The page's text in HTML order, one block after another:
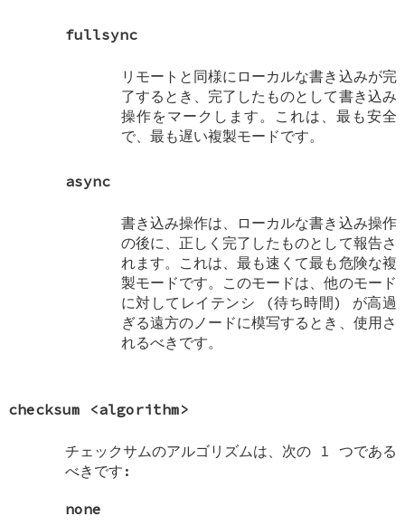
fullsync
リモートと同様にローカルな書き込みが完
了するとき、完了したものとして書き込み
操作をマークします。これは、最も安全
で、最も遅い複製モードです。
async
書き込み操作は、ローカルな書き込み操作
の後に、正しく完了したものとして報告さ
れます。これは、最も速くて最も危険な複
製モードです。このモードは、他のモード
に対してレイテンシ (待ち時間) が高過
ぎる遠方のノードに模写するとき、使用さ
れるべきです。
checksum <algorithm>
チェックサムのアルゴリズムは、次の 1 つである
べきです:
none